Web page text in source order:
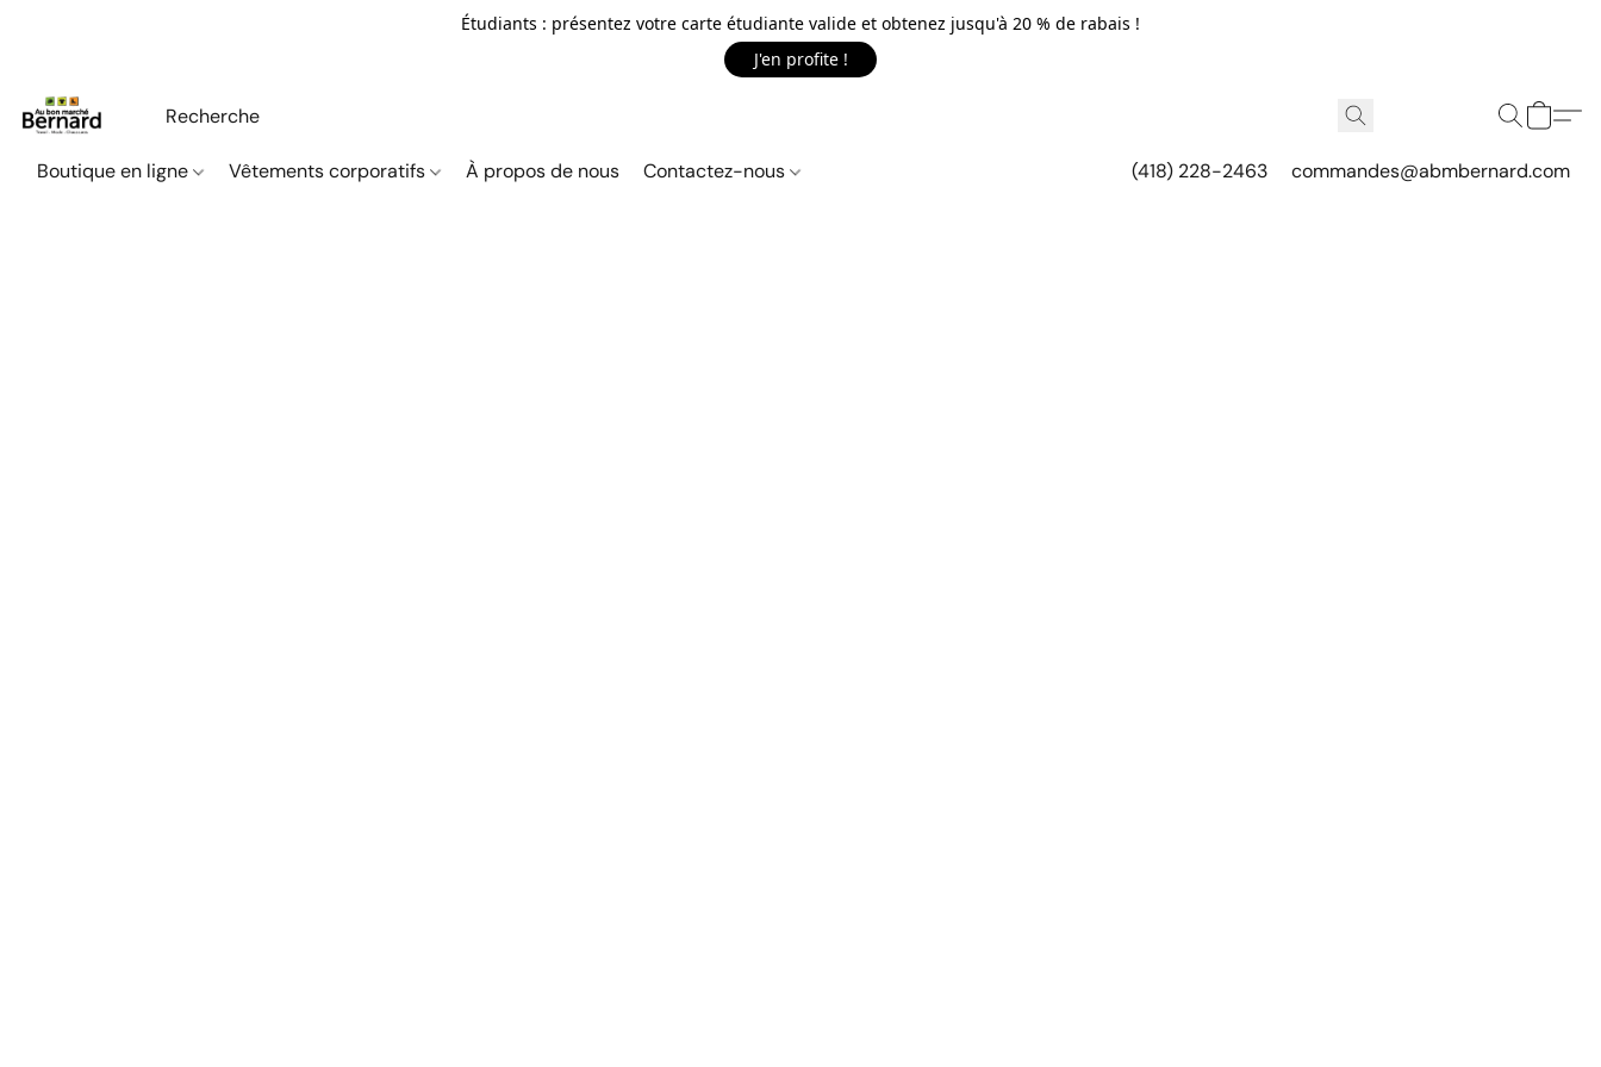
Étudiants : présentez votre carte étudiante valide et obtenez jusqu'à 20 % de rabais !
J'en profite !
Boutique en ligne Vêtements corporatifs À propos de nous Contactez-nous (418) 228-2463 commandes@abmbernard.com